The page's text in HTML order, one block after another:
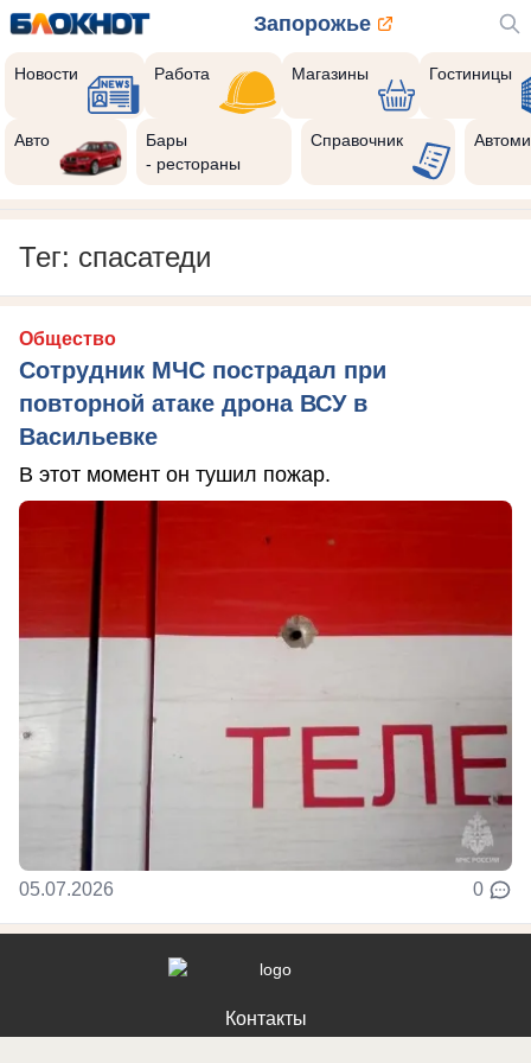
Запорожье
Новости Работа Магазины Гостиницы
Авто
Бары
- рестораны
Справочник
Тег: спасатеди
Общество
Сотрудник МЧС пострадал при
повторной атаке дрона ВСУ в
Васильевке
В этот момент он тушил пожар.
05.07.2026 0
Контакты